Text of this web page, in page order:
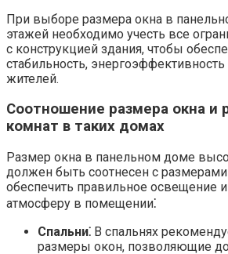
При выборе размера окна в
этажей необходимо учесть все
с конструкцией здания, чтобы
стабильность,
жителей.​
Соотношение размера окна и
комнат в таких домах
Размер окна в панельном доме
должен быть соотнесен с
обеспечить правильное освещение
атмосферу в помещении⁚
Спальни⁚ В спальнях
размеры окон, позволяющие